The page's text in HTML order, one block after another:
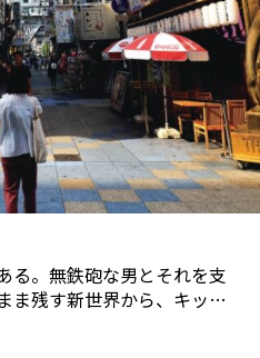
る。無鉄砲な男とそれを支
ま残す新世界から、キッ